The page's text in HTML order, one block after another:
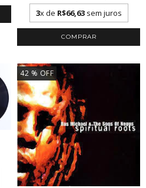
3x de R$66,63sem juros
42 % OFF